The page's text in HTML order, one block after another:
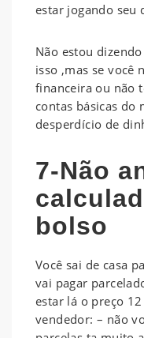
estar jogando seu
Não estou
isso ,mas se você
financeira ou não
contas básicas do
desperdício de
7-Não
bolso
Você sai de casa
vai pagar
estar lá o preço
vendedor: – não